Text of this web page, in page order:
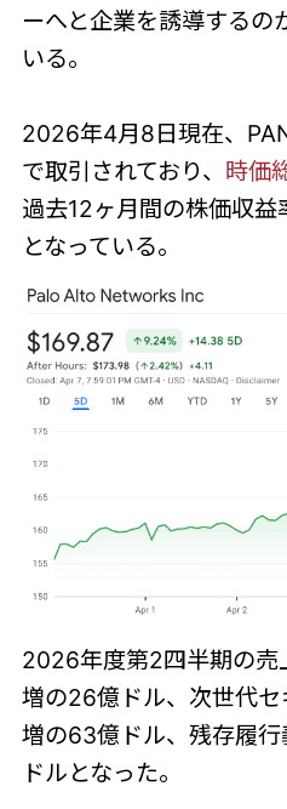
ーへと企業を誘導するの
いる。
2026年4月8日現在、
で取引されており、 時価
過去12ヶ月間の株価収益
となっている。
2026年度第2四半期の売
増の26億ドル、次世代
増の63億ドル、残存履
ドルとなった。